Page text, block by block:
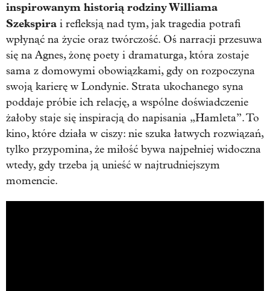
inspirowanym historią rodziny Williama
Szekspira i refleksją nad tym, jak tragedia potrafi
wpłynąć na życie oraz twórczość. Oś narracji przesuwa
się na Agnes, żonę poety i dramaturga, która zostaje
sama z domowymi obowiązkami, gdy on rozpoczyna
swoją karierę w Londynie. Strata ukochanego syna
poddaje próbie ich relację, a wspólne doświadczenie
żałoby staje się inspiracją do napisania „Hamleta”. To
kino, które działa w ciszy: nie szuka łatwych rozwiązań,
tylko przypomina, że miłość bywa najpełniej widoczna
wtedy, gdy trzeba ją unieść w najtrudniejszym
momencie.